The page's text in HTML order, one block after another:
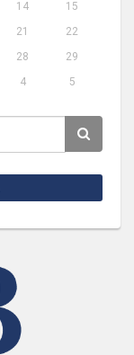
14
15
21
22
28
29
4 5